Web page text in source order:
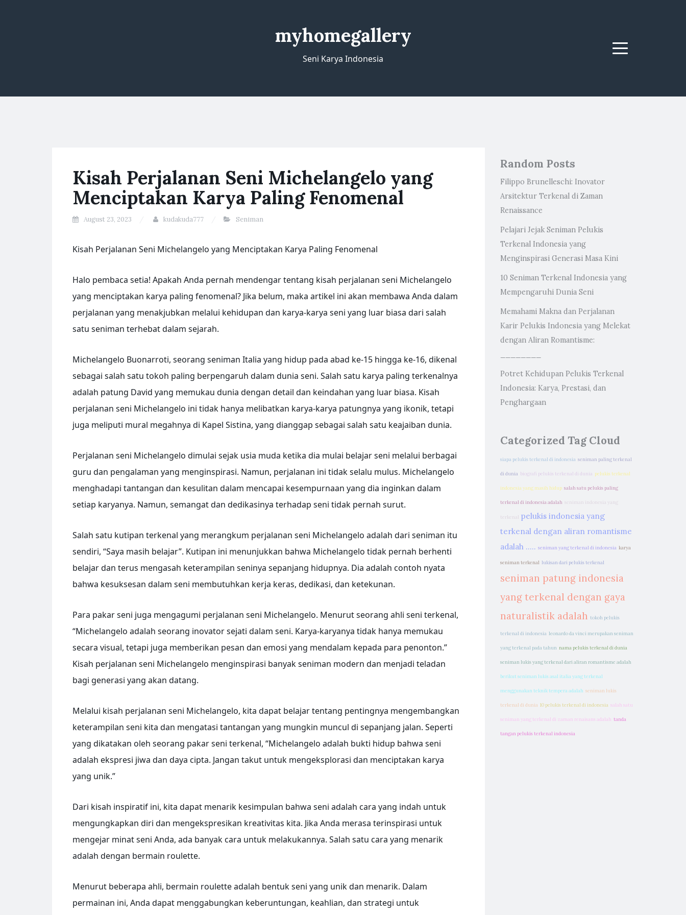
myhomegallery
Seni Karya Indonesia
Menu
Kisah Perjalanan Seni Michelangelo yang
Menciptakan Karya Paling Fenomenal
August 23, 2023 kudakuda777 Seniman
Kisah Perjalanan Seni Michelangelo yang Menciptakan Karya Paling Fenomenal
Halo pembaca setia! Apakah Anda pernah mendengar tentang kisah perjalanan seni Michelangelo
yang menciptakan karya paling fenomenal? Jika belum, maka artikel ini akan membawa Anda dalam
perjalanan yang menakjubkan melalui kehidupan dan karya-karya seni yang luar biasa dari salah
satu seniman terhebat dalam sejarah.
Michelangelo Buonarroti, seorang seniman Italia yang hidup pada abad ke-15 hingga ke-16, dikenal
sebagai salah satu tokoh paling berpengaruh dalam dunia seni. Salah satu karya paling terkenalnya
adalah patung David yang memukau dunia dengan detail dan keindahan yang luar biasa. Kisah
perjalanan seni Michelangelo ini tidak hanya melibatkan karya-karya patungnya yang ikonik, tetapi
juga meliputi mural megahnya di Kapel Sistina, yang dianggap sebagai salah satu keajaiban dunia.
Perjalanan seni Michelangelo dimulai sejak usia muda ketika dia mulai belajar seni melalui berbagai
guru dan pengalaman yang menginspirasi. Namun, perjalanan ini tidak selalu mulus. Michelangelo
menghadapi tantangan dan kesulitan dalam mencapai kesempurnaan yang dia inginkan dalam
setiap karyanya. Namun, semangat dan dedikasinya terhadap seni tidak pernah surut.
Salah satu kutipan terkenal yang merangkum perjalanan seni Michelangelo adalah dari seniman itu
sendiri, “Saya masih belajar”. Kutipan ini menunjukkan bahwa Michelangelo tidak pernah berhenti
belajar dan terus mengasah keterampilan seninya sepanjang hidupnya. Dia adalah contoh nyata
bahwa kesuksesan dalam seni membutuhkan kerja keras, dedikasi, dan ketekunan.
Para pakar seni juga mengagumi perjalanan seni Michelangelo. Menurut seorang ahli seni terkenal,
“Michelangelo adalah seorang inovator sejati dalam seni. Karya-karyanya tidak hanya memukau
secara visual, tetapi juga memberikan pesan dan emosi yang mendalam kepada para penonton.”
Kisah perjalanan seni Michelangelo menginspirasi banyak seniman modern dan menjadi teladan
bagi generasi yang akan datang.
Melalui kisah perjalanan seni Michelangelo, kita dapat belajar tentang pentingnya mengembangkan
keterampilan seni kita dan mengatasi tantangan yang mungkin muncul di sepanjang jalan. Seperti
yang dikatakan oleh seorang pakar seni terkenal, “Michelangelo adalah bukti hidup bahwa seni
adalah ekspresi jiwa dan daya cipta. Jangan takut untuk mengeksplorasi dan menciptakan karya
yang unik.”
Dari kisah inspiratif ini, kita dapat menarik kesimpulan bahwa seni adalah cara yang indah untuk
mengungkapkan diri dan mengekspresikan kreativitas kita. Jika Anda merasa terinspirasi untuk
mengejar minat seni Anda, ada banyak cara untuk melakukannya. Salah satu cara yang menarik
adalah dengan bermain roulette.
Menurut beberapa ahli, bermain roulette adalah bentuk seni yang unik dan menarik. Dalam
permainan ini, Anda dapat menggabungkan keberuntungan, keahlian, dan strategi untuk
Random Posts
Filippo Brunelleschi: Inovator
Arsitektur Terkenal di Zaman
Renaissance
Pelajari Jejak Seniman Pelukis
Terkenal Indonesia yang
Menginspirasi Generasi Masa Kini
10 Seniman Terkenal Indonesia yang
Mempengaruhi Dunia Seni
Memahami Makna dan Perjalanan
Karir Pelukis Indonesia yang Melekat
dengan Aliran Romantisme:
Potret Kehidupan Pelukis Terkenal
Indonesia: Karya, Prestasi, dan
Penghargaan
Categorized Tag Cloud
siapa pelukis terkenal di indonesia seniman paling terkenal
di dunia biografi pelukis terkenal di dunia pelukis terkenal
indonesia yang masih hidup salah satu pelukis paling
terkenal di indonesia adalah seniman indonesia yang
terkenal pelukis indonesia yang
terkenal dengan aliran romantisme
adalah ..... seniman yang terkenal di indonesia karya
seniman terkenal lukisan dari pelukis terkenal
seniman patung indonesia
yang terkenal dengan gaya
naturalistik adalah tokoh pelukis
terkenal di indonesia leonardo da vinci merupakan seniman
yang terkenal pada tahun nama pelukis terkenal di dunia
seniman lukis yang terkenal dari aliran romantisme adalah
berikut seniman lukis asal italia yang terkenal
menggunakan teknik tempera adalah seniman lukis
terkenal di dunia 10 pelukis terkenal di indonesia salah satu
seniman yang terkenal di zaman renaisans adalah tanda
tangan pelukis terkenal indonesia